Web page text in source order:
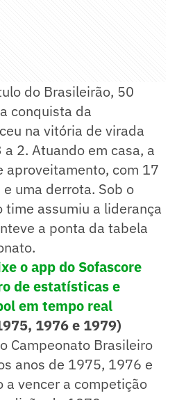
do Brasileirão, 50
conquista da
na vitória de virada
2. Atuando em casa, a
aproveitamento, com 17
uma derrota. Sob o
time assumiu a liderança
a ponta da tabela
o app do Sofascore
de estatísticas e
em tempo real
1976 e 1979)
Campeonato Brasileiro
anos de 1975, 1976 e
a vencer a competição